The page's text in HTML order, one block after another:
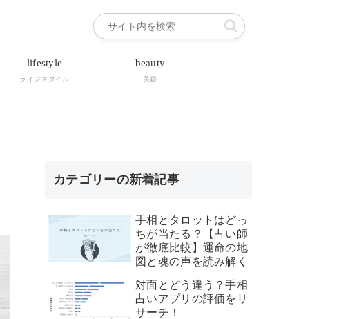
lifestyle
ライフスタイル
beauty
美容
カテゴリーの新着記事
手相とタロットはどっ
ちが当たる？【占い師
が徹底比較】運命の地
図と魂の声を読み解く
対面とどう違う？手相
占いアプリの評価をリ
サーチ！